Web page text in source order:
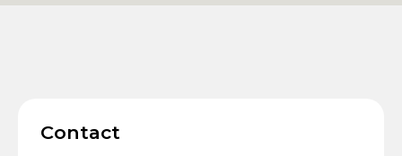
Contact